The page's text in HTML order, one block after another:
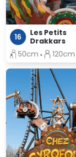
16
Les Petits
Drakkars
50cm
120cm